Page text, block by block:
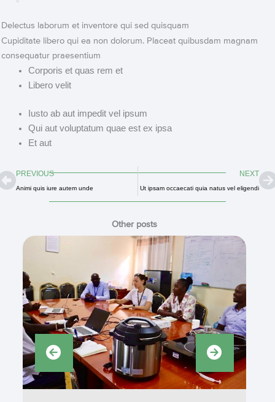
Delectus laborum et inventore qui sed quisquam
Cupiditate libero qui ea non dolorum. Placeat quibusdam magnam
consequatur praesentium
Corporis et quas rem et
Libero velit
Iusto ab aut impedit vel ipsum
Qui aut voluptatum quae est ex ipsa
Et aut
PREVIOUS
Animi quis iure autem unde
NEXT
Ut ipsam occaecati quia natus vel eligendi
Other posts